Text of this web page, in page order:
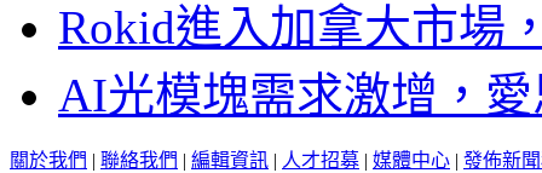
Rokid進入加拿大市場
AI光模塊需求激增，
關於我們 | 聯絡我們 | 編輯資訊 | 人才招募 | 媒體中心 | 發佈新